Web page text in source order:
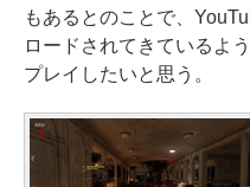
もあるとのことで、
ロードされてきているよ
プレイしたいと思う。